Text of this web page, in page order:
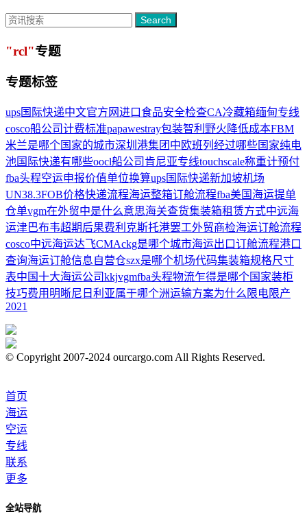
Search
"rcl"专题
专题标签
ups国际快递中文官方网进口食品安全检查CA冷藏箱缅甸专线
cosco船公司计费标准papawestray包装智利野火 降低成本FBM
米兰是哪个国家的城市深圳港集团 中欧班列经过哪些国家纯电
池国际快递有哪些oocl船公司 肯尼亚专线touchscale称重计预付
fba头程空运申报价值单位换算ups国际快递新加坡机场
UN38.3FOB价格快递流程海运整箱订舱流程fba美国海运提单
仓单vgm在外贸中是什么意思海关查货集装箱租赁方式中远海
运津巴布韦超期后果费利克斯托港罢工外贸商检海运订舱流程
cosco中远海运达飞CMAckg是哪个城市海运出口订舱流程港口
查询海运订舱信息自营仓szx是哪个机场代码集装箱规格尺寸
表中国十大海运公司kkjvgmfba头程物流乍得是哪个国家装柜
技巧费用明晰尼日利亚属于哪个洲运输方案为什么限电限产
2021
© Copyright 2007-2024 ourcargo.com All Rights Reserved.
首页
海运
空运
专线
联系
更多
全站导航